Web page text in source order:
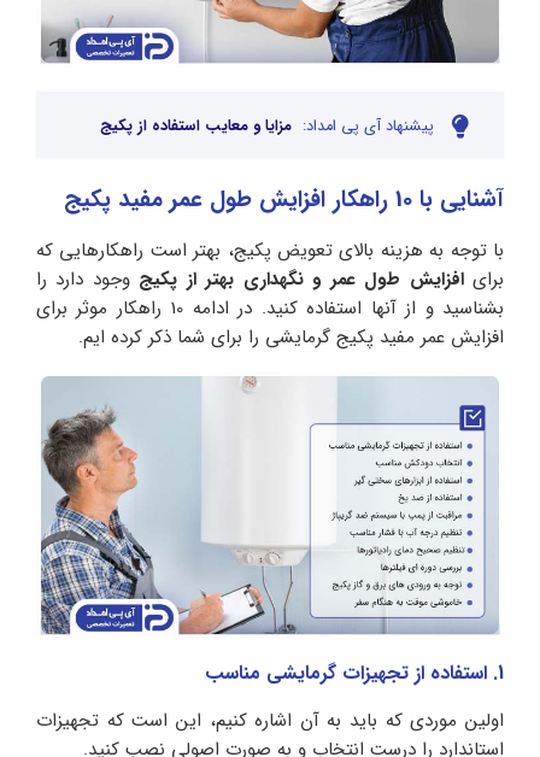
پیشنهاد آی پی امداد: مزایا و معایب استفاده از پکیج
آشنایی با 10 راهکار افزایش طول عمر مفید پکیج
با توجه به هزینه بالای تعویض پکیج، بهتر است راهکارهایی که
برایافزایش طول عمر و نگهداری بهتر از پکیج وجود دارد را
بشناسید و از آنها استفاده کنید. در ادامه 10 راهکار موثر برای
افزایش عمر مفید پکیج گرمایشی را برای شما ذکر کرده ایم.
1. استفاده از تجهیزات گرمایشی مناسب
اولین موردی که باید به آن اشاره کنیم، این است که تجهیزات
استاندارد را درست انتخاب و به صورت اصولی نصب کنید.